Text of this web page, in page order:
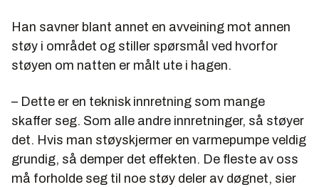
Han savner blant annet en avveining mot annen
støy i området og stiller spørsmål ved hvorfor
støyen om natten er målt ute i hagen.
– Dette er en teknisk innretning som mange
skaffer seg. Som alle andre innretninger, så støyer
det. Hvis man støyskjermer en varmepumpe veldig
grundig, så demper det effekten. De fleste av oss
må forholde seg til noe støy deler av døgnet, sier